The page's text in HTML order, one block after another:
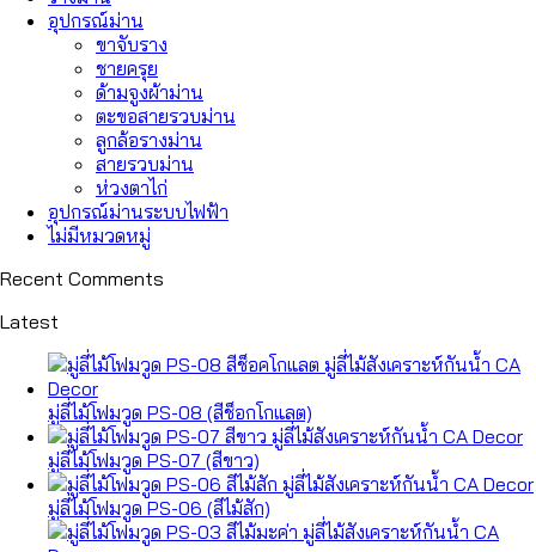
อุปกรณ์ม่าน
ขาจับราง
ชายครุย
ด้ามจูงผ้าม่าน
ตะขอสายรวบม่าน
ลูกล้อรางม่าน
สายรวบม่าน
ห่วงตาไก่
อุปกรณ์ม่านระบบไฟฟ้า
ไม่มีหมวดหมู่
Recent Comments
Latest
มู่ลี่ไม้โฟมวูด PS-08 (สีช็อกโกแลต)
มู่ลี่ไม้โฟมวูด PS-07 (สีขาว)
มู่ลี่ไม้โฟมวูด PS-06 (สีไม้สัก)